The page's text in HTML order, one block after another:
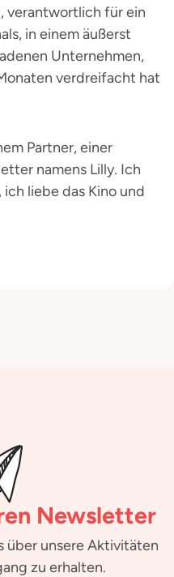
verantwortlich für ein
in einem äußerst
Unternehmen,
verdreifacht hat
Partner, einer
namens Lilly. Ich
liebe das Kino und
Newsletter
über unsere Aktivitäten
zu erhalten.